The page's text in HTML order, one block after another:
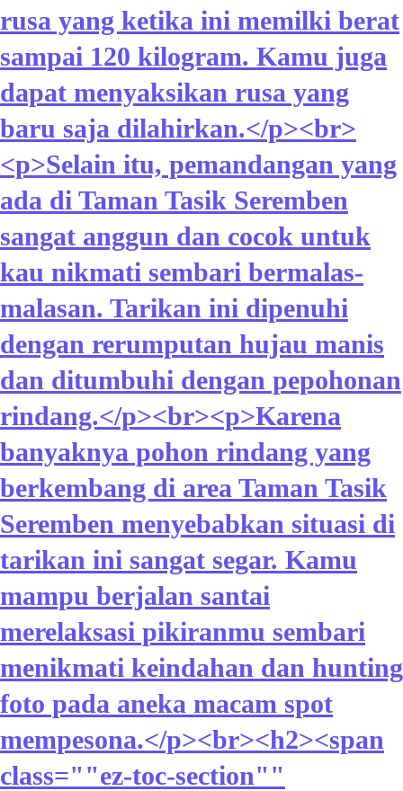
rusa yang ketika ini memilki berat
sampai 120 kilogram. Kamu juga
dapat menyaksikan rusa yang
baru saja dilahirkan.</p><br>
<p>Selain itu, pemandangan yang
ada di Taman Tasik Seremben
sangat anggun dan cocok untuk
kau nikmati sembari bermalas-
malasan. Tarikan ini dipenuhi
dengan rerumputan hujau manis
dan ditumbuhi dengan pepohonan
rindang.</p><br><p>Karena
banyaknya pohon rindang yang
berkembang di area Taman Tasik
Seremben menyebabkan situasi di
tarikan ini sangat segar. Kamu
mampu berjalan santai
merelaksasi pikiranmu sembari
menikmati keindahan dan hunting
foto pada aneka macam spot
mempesona.</p><br><h2><span
class=""ez-toc-section""